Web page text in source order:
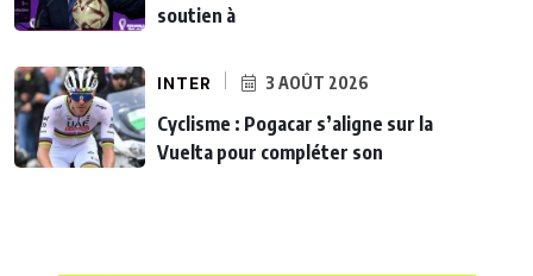
soutien à
INTER 3 AOÛT 2026
Cyclisme : Pogacar s’aligne sur la
Vuelta pour compléter son